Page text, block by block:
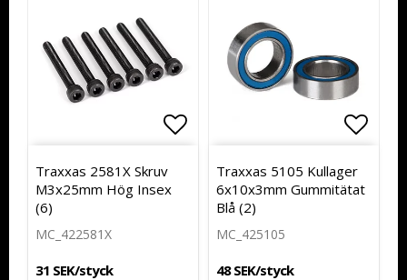
Lägg till i favoritlistan
Traxxas 2581X Skruv
M3x25mm Hög Insex
(6)
MC_422581X
31 SEK/styck
Traxxas 5105 Kullager
6x10x3mm Gummitätat
Blå (2)
MC_425105
48 SEK/styck